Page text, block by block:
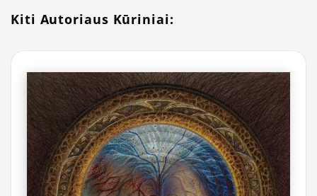
Kiti Autoriaus Kūriniai: